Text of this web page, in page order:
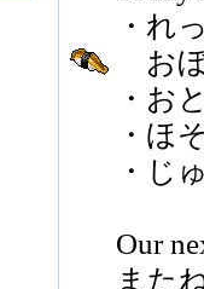
・れ
お
・お
・ほ
・じ
Our
また